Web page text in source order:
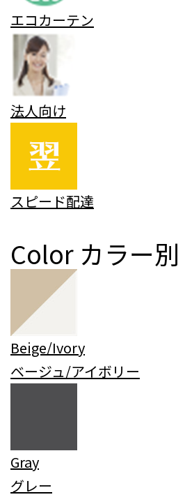
エコカーテン
法人向け
スピード配達
Color カラー別
Beige/Ivory
ベージュ/アイボリー
Gray
グレー